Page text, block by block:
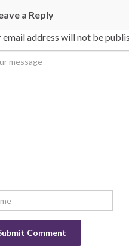
a Reply
email address will not be